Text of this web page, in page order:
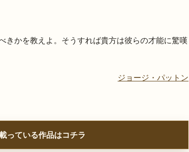
きかを教えよ。そうすれば貴方は彼らの才能に驚嘆
ジョージ・パットン
っている作品はコチラ